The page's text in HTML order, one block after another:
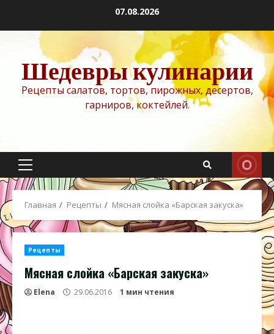
содержимому
07.08.2026
Шедевры кулинарии
Рецепты салатов, тортов, пирожных, десертов,
гарниров, коктейлей.
Основное
меню
Главная Рецепты Мясная слойка «Барская закуска»
Рецепты
Мясная слойка «Барская закуска»
Elena 29.06.2016 1 мин чтения